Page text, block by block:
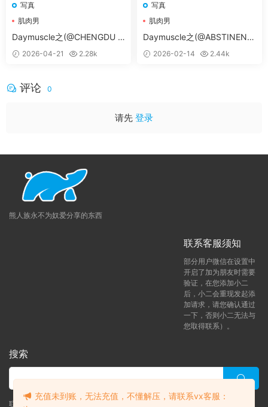
写真
肌肉男
Daymuscle之(@CHENGDU M
EMORIES)
2026-04-21 2.28k
写真
肌肉男
Daymuscle之(@ABSTINENC
E 08 PART 04)
2026-02-14 2.44k
评论 0
请先 登录
熊人族永不为奴爱分享的东西
联系客服须知
部分用户微信在设置中
开启了加为朋友时需要
验证，在您添加小二
后，小二会重现发起添
加请求，请您确认通过
一下，否则小二无法与
您取得联系）。
搜索
联系客服 (添加后告诉客服-来自熊人族咨询问题)
充值未到账，无法充值，不懂解压，请联系vx客服：